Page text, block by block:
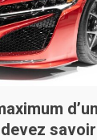
savoir